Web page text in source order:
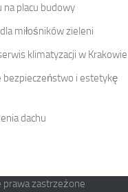
placu budowy
miłośników zieleni
klimatyzacji w Krakowie
bezpieczeństwo i estetykę
dachu
zastrzeżone